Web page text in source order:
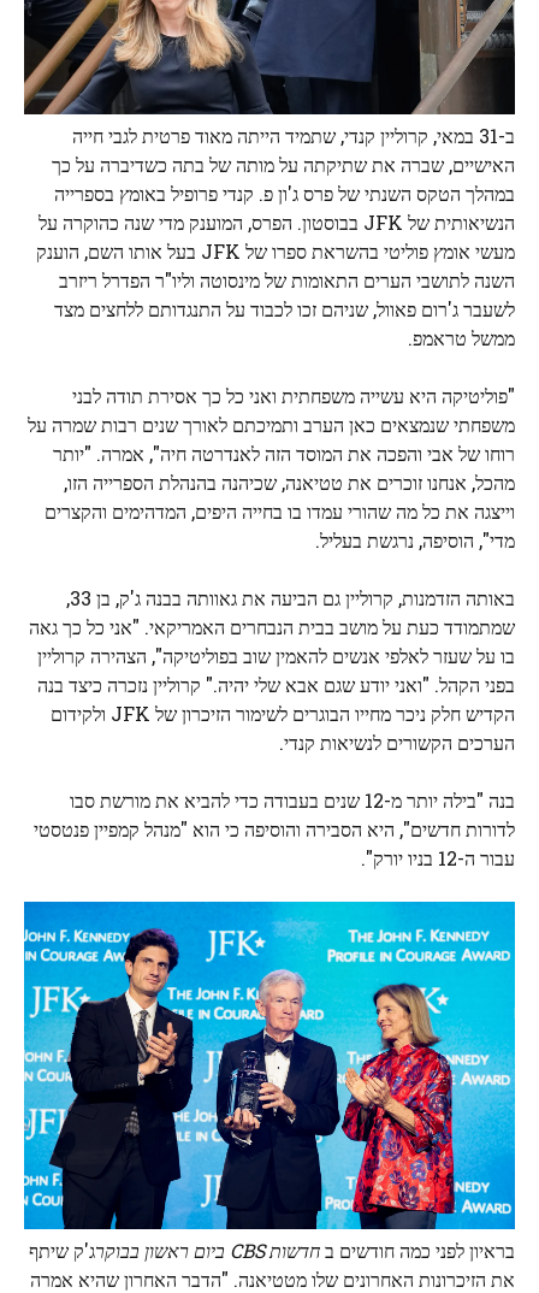
ב-31 במאי, קרוליין קנדי, שתמיד הייתה מאוד פרטית לגבי חייה
האישיים, שברה את שתיקתה על מותה של בתה כשדיברה על כך
במהלך הטקס השנתי של פרס ג'ון פ. קנדי ​​פרופיל באומץ בספרייה
הנשיאותית של JFK בבוסטון. הפרס, המוענק מדי שנה כהוקרה על
מעשי אומץ פוליטי בהשראת ספרו של JFK בעל אותו השם, הוענק
השנה לתושבי הערים התאומות של מינסוטה וליו"ר הפדרל ריזרב
לשעבר ג'רום פאוול, שניהם זכו לכבוד על התנגדותם ללחצים מצד
ממשל טראמפ.
"פוליטיקה היא עשייה משפחתית ואני כל כך אסירת תודה לבני
משפחתי שנמצאים כאן הערב ותמיכתם לאורך שנים רבות שמרה על
רוחו של אבי והפכה את המוסד הזה לאנדרטה חיה", אמרה. "יותר
מהכל, אנחנו זוכרים את טטיאנה, שכיהנה בהנהלת הספרייה הזו,
וייצגה את כל מה שהורי עמדו בו בחייה היפים, המדהימים והקצרים
מדי", הוסיפה, נרגשת בעליל.
באותה הזדמנות, קרוליין גם הביעה את גאוותה בבנה ג'ק, בן 33,
שמתמודד כעת על מושב בבית הנבחרים האמריקאי. "אני כל כך גאה
בו על שעזר לאלפי אנשים להאמין שוב בפוליטיקה", הצהירה קרוליין
בפני הקהל. "ואני יודע שגם אבא שלי יהיה." קרוליין נזכרה כיצד בנה
הקדיש חלק ניכר מחייו הבוגרים לשימור הזיכרון של JFK ולקידום
הערכים הקשורים לנשיאות קנדי.
בנה "בילה יותר מ-12 שנים בעבודה כדי להביא את מורשת סבו
לדורות חדשים", היא הסבירה והוסיפה כי הוא "מנהל קמפיין פנטסטי
עבור ה-12 בניו יורק".
בראיון לפני כמה חודשים בחדשות CBS ביום ראשון בבוקר
ג'ק שיתף
את הזיכרונות האחרונים שלו מטטיאנה. "הדבר האחרון שהיא אמרה